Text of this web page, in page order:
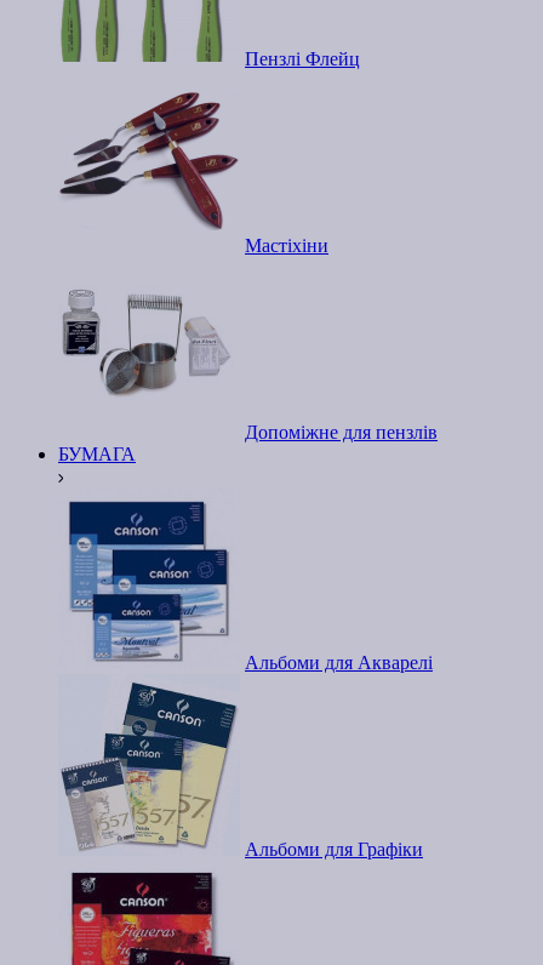
Пензлі Флейц
Мастіхіни
Допоміжне для пензлів
БУМАГА
Альбоми для Акварелі
Альбоми для Графіки